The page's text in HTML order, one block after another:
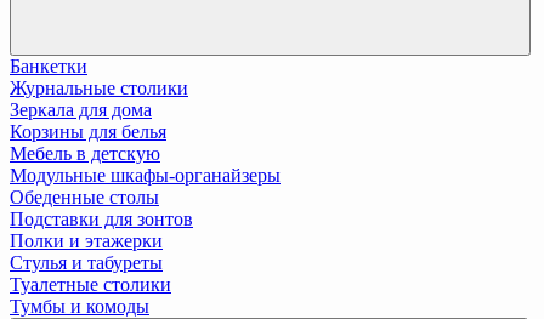
Банкетки
Журнальные столики
Зеркала для дома
Корзины для белья
Мебель в детскую
Модульные шкафы-органайзеры
Обеденные столы
Подставки для зонтов
Полки и этажерки
Стулья и табуреты
Туалетные столики
Тумбы и комоды